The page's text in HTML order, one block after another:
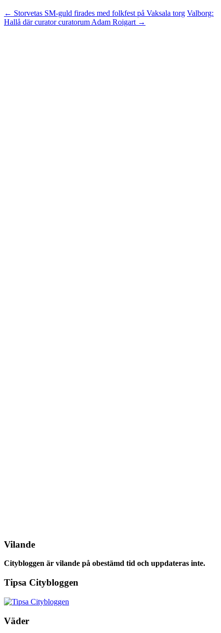
← Storvetas SM-guld firades med folkfest på Vaksala torg Valborg:
Hallå där curator curatorum Adam Roigart →
Vilande
Citybloggen är vilande på obestämd tid och uppdateras inte.
Tipsa Citybloggen
Väder